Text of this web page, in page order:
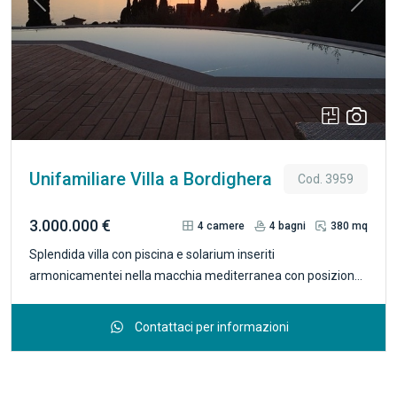
terrazzata.
Previous Next
Unifamiliare Villa a Bordighera Cod. 3959
3.000.000 € 4camere 4 bagni 380 mq
Splendida villa con piscina e solarium inseriti
armonicamentei nella macchia mediterranea con posizione
proprietà con circa 5.000 mq. di giardino coronato da pini
Contattaci per informazioni